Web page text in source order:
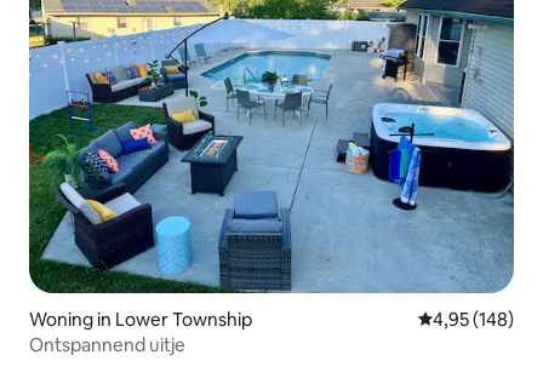
Woning in Lower Township Gemiddelde
4,95 (148)
Ontspannend uitje